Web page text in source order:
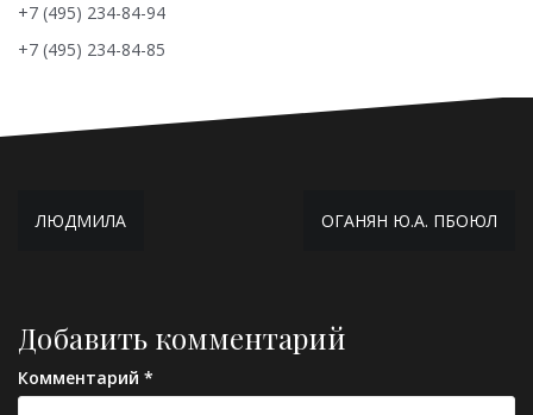
+7 (495) 234-84-94
+7 (495) 234-84-85
Навигация
ЛЮДМИЛА ОГАНЯН Ю.А. ПБОЮЛ
Добавить комментарий
Комментарий *